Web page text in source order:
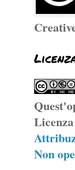
Licenza
Non